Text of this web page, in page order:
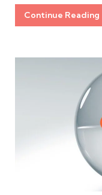
Continue Reading